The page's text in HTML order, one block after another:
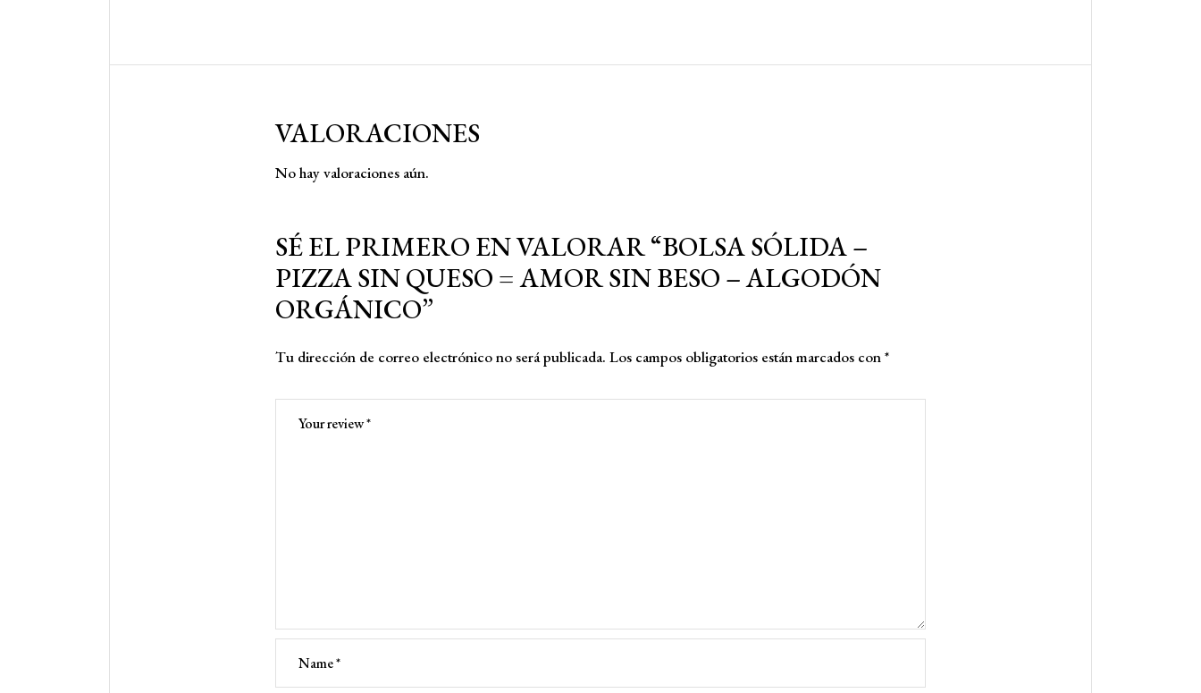
VALORACIONES
No hay valoraciones aún.
SÉ EL PRIMERO EN VALORAR “BOLSA SÓLIDA –
PIZZA SIN QUESO = AMOR SIN BESO – ALGODÓN
ORGÁNICO”
Tu dirección de correo electrónico no será publicada. Los campos obligatorios están marcados con*